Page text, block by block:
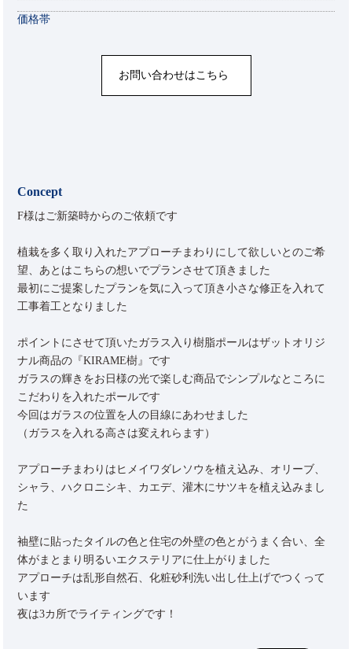
価格帯
お問い合わせはこちら
Concept
F様はご新築時からのご依頼です
植栽を多く取り入れたアプローチまわりにして欲しいとのご希
望、あとはこちらの想いでプランさせて頂きました
最初にご提案したプランを気に入って頂き小さな修正を入れて
工事着工となりました
ポイントにさせて頂いたガラス入り樹脂ポールはザットオリジ
ナル商品の『KIRAME樹』です
ガラスの輝きをお日様の光で楽しむ商品でシンプルなところに
こだわりを入れたポールです
今回はガラスの位置を人の目線にあわせました
（ガラスを入れる高さは変えれらます）
アプローチまわりはヒメイワダレソウを植え込み、オリーブ、
シャラ、ハクロニシキ、カエデ、灌木にサツキを植え込みまし
た
袖壁に貼ったタイルの色と住宅の外壁の色とがうまく合い、全
体がまとまり明るいエクステリアに仕上がりました
アプローチは乱形自然石、化粧砂利洗い出し仕上げでつくって
います
夜は3カ所でライティングです！